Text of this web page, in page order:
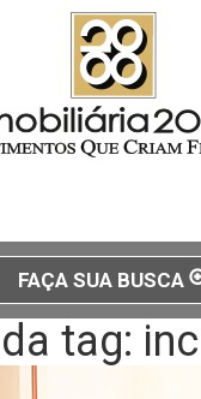
FAÇA SUA BUSCA
tag: